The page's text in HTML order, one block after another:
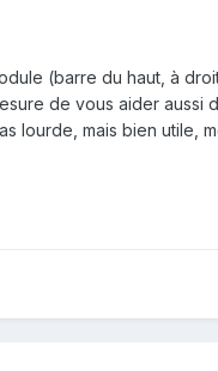
(barre du haut, à
de vous aider aussi
lourde, mais bien utile,